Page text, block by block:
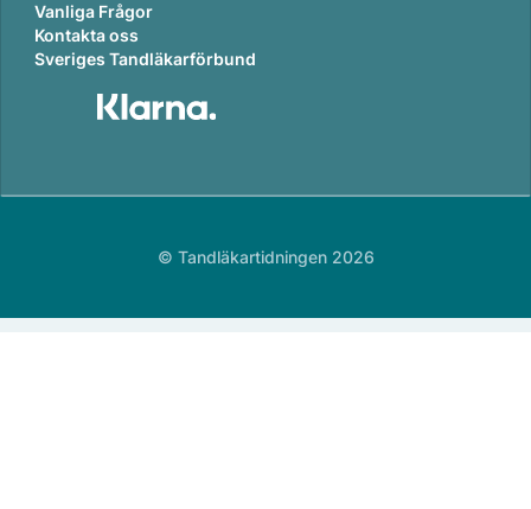
Vanliga Frågor
Kontakta oss
Sveriges Tandläkarförbund
© Tandläkartidningen 2026